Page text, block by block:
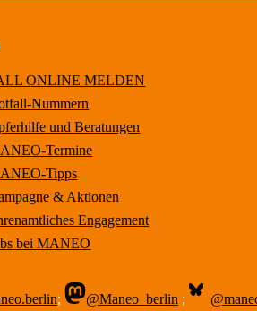
ONLINE MELDEN
Nummern
und Beratungen
Termine
Tipps
& Aktionen
Engagement
bei MANEO
; @Maneo_berlin ;